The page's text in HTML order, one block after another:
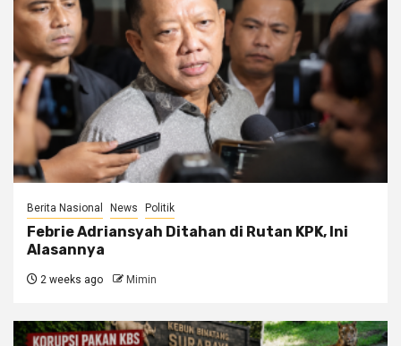
Berita Nasional News Politik
Febrie Adriansyah Ditahan di Rutan KPK, Ini
Alasannya
2 weeks ago Mimin